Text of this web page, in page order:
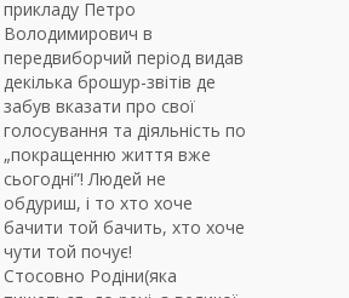
прикладу Петро
Володимирович в
передвиборчий період видав
декілька брошур-звітів де
забув вказати про свої
голосування та діяльність по
„покращенню життя вже
сьогодні”! Людей не
обдуриш, і то хто хоче
бачити той бачить, хто хоче
чути той почує!
Стосовно Родіни(яка